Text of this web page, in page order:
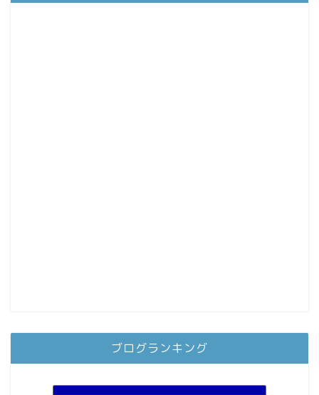
ブログランキング